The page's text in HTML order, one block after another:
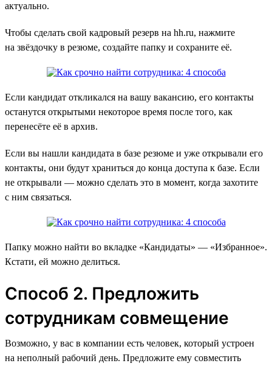
актуально.
Чтобы сделать свой кадровый резерв на hh.ru, нажмите
на звёздочку в резюме, создайте папку и сохраните её.
Если кандидат откликался на вашу вакансию, его контакты
останутся открытыми некоторое время после того, как
перенесёте её в архив.
Если вы нашли кандидата в базе резюме и уже открывали его
контакты, они будут храниться до конца доступа к базе. Если
не открывали — можно сделать это в момент, когда захотите
с ним связаться.
Папку можно найти во вкладке «‎Кандидаты» — «Избранное».
Кстати, ей можно делиться.
Способ 2. Предложить
сотрудникам совмещение
Возможно, у вас в компании есть человек, который устроен
на неполный рабочий день. Предложите ему совместить